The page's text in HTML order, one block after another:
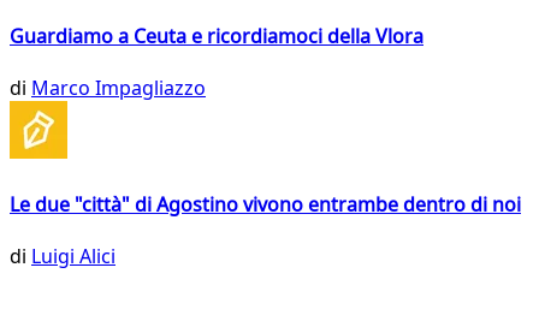
Guardiamo a Ceuta e ricordiamoci della Vlora
di Marco Impagliazzo
Le due "città" di Agostino vivono entrambe dentro di noi
di Luigi Alici